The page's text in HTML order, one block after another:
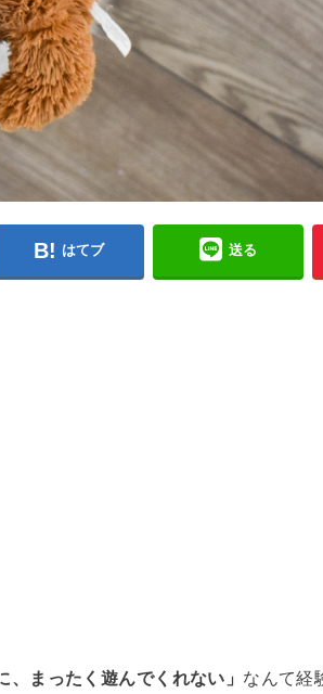
はてブ 送る
、まったく遊んでくれない」 なんて経